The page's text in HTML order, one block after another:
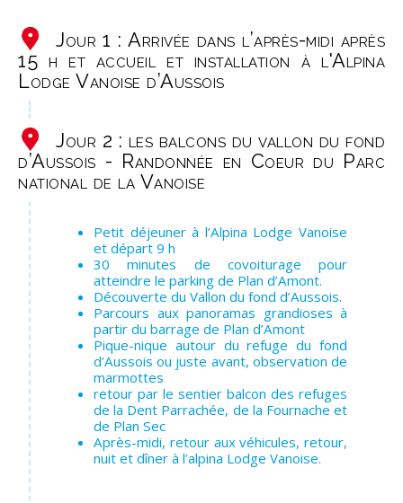
Jour 1 : Arrivée dans l’après-midi après
15 h et accueil et installation à l'Alpina
Lodge Vanoise d’Aussois
Jour 2 : les balcons du vallon du fond
d’Aussois - Randonnée en Coeur du Parc
national de la Vanoise
Petit déjeuner à l’Alpina Lodge Vanoise
et départ 9 h
30 minutes de covoiturage pour
atteindre le parking de Plan d’Amont.
Découverte du Vallon du fond d’Aussois.
Parcours aux panoramas grandioses à
partir du barrage de Plan d’Amont
Pique-nique autour du refuge du fond
d’Aussois ou juste avant, observation de
marmottes
retour par le sentier balcon des refuges
de la Dent Parrachée, de la Fournache et
de Plan Sec
Après-midi, retour aux véhicules, retour,
nuit et dîner à l’alpina Lodge Vanoise.